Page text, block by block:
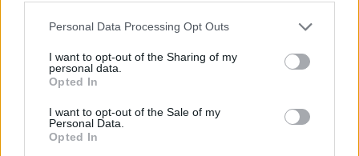
Personal Data Processing Opt Outs
I want to opt-out of the Sharing of my
personal data.
Opted In
I want to opt-out of the Sale of my
Personal Data.
Opted In
zwycięstwo wynosiły zaledwie 20%. Po pół godzinie gry
Ivanova przegra pierwszą mapę. Ostatecznie Secret
oddało grę po 40 minutach cierpienia.
W drugiej potyczce podczas pierwszej walki obok
jaskini Roshana Igor "iLTV" Filatow swoją Queen of